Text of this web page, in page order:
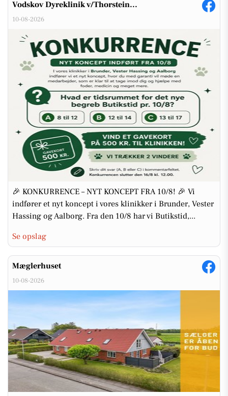
Vodskov Dyreklinik v/Thorstein...
10-08-2026
🎉 KONKURRENCE – NYT KONCEPT FRA 10/8! 🎉 Vi
indfører et nyt koncept i vores klinikker i Brunder, Vester
Hassing og Aalborg. Fra den 10/8 har vi Butikstid,...
Se opslag
Mæglerhuset
10-08-2026